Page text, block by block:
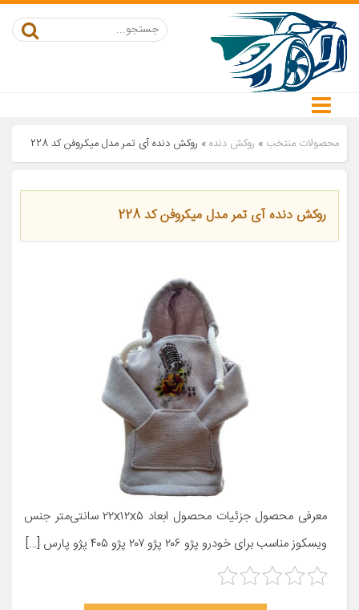
محصولات منتخب » روکش دنده» روکش دنده آی تمر مدل میکروفن کد 228
روکش دنده آی تمر مدل میکروفن کد 228
معرفی محصول جزئیات محصول ابعاد ۲۲x۱۲x۵ سانتی‌متر جنس
ویسکوز مناسب برای خودرو پژو ۲۰۶ پژو ۲۰۷ پژو ۴۰۵ پژو پارس […]